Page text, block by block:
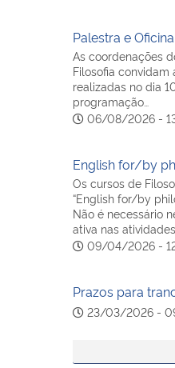
Palestra e
As coordenações
Filosofia
realizadas no dia
programação…
06/08/2026 -
English for/by
Os cursos de
“English for/by
Não é necessário
ativa nas atividades.
09/04/2026 -
Prazos para
23/03/2026 -